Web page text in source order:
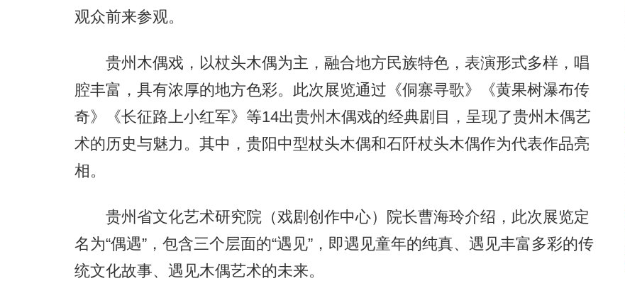
观众前来参观。
贵州木偶戏，以杖头木偶为主，融合地方民族特色，表演形式多样，唱
腔丰富，具有浓厚的地方色彩。此次展览通过《侗寨寻歌》《黄果树瀑布传
奇》《长征路上小红军》等14出贵州木偶戏的经典剧目，呈现了贵州木偶艺
术的历史与魅力。其中，贵阳中型杖头木偶和石阡杖头木偶作为代表作品亮
相。
贵州省文化艺术研究院（戏剧创作中心）院长曹海玲介绍，此次展览定
名为“偶遇”，包含三个层面的“遇见”，即遇见童年的纯真、遇见丰富多彩的传
统文化故事、遇见木偶艺术的未来。